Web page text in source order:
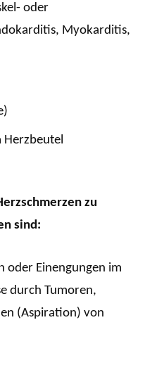
oder
Myokarditis,
Herzbeutel
zu
sind:
oder Einengungen im
durch Tumoren,
(Aspiration) von